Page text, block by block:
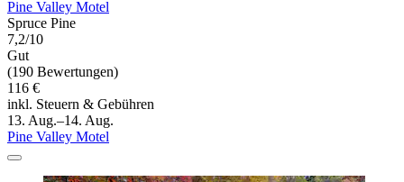
Pine Valley Motel
Spruce Pine
7,2/10
Gut
(190 Bewertungen)
116 €
inkl. Steuern & Gebühren
13. Aug.–14. Aug.
Pine Valley Motel